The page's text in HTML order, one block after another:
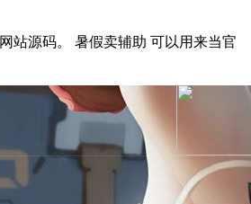
站源码。 暑假卖辅助 可以用来当官